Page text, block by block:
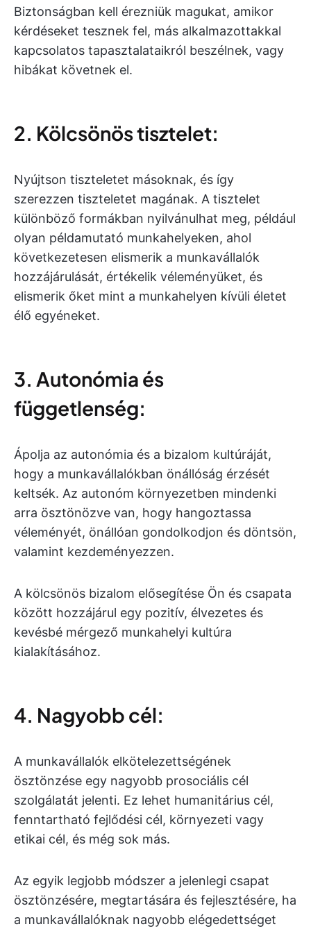
Biztonságban kell érezniük magukat, amikor
kérdéseket tesznek fel, más alkalmazottakkal
kapcsolatos tapasztalataikról beszélnek, vagy
hibákat követnek el.
2. Kölcsönös tisztelet:
Nyújtson tiszteletet másoknak, és így
szerezzen tiszteletet magának. A tisztelet
különböző formákban nyilvánulhat meg, például
olyan példamutató munkahelyeken, ahol
következetesen elismerik a munkavállalók
hozzájárulását, értékelik véleményüket, és
elismerik őket mint a munkahelyen kívüli életet
élő egyéneket.
3. Autonómia és
függetlenség:
Ápolja az autonómia és a bizalom kultúráját,
hogy a munkavállalókban önállóság érzését
keltsék. Az autonóm környezetben mindenki
arra ösztönözve van, hogy hangoztassa
véleményét, önállóan gondolkodjon és döntsön,
valamint kezdeményezzen.
A kölcsönös bizalom elősegítése Ön és csapata
között hozzájárul egy pozitív, élvezetes és
kevésbé mérgező munkahelyi kultúra
kialakításához.
4. Nagyobb cél:
A munkavállalók elkötelezettségének
ösztönzése egy nagyobb prosociális cél
szolgálatát jelenti. Ez lehet humanitárius cél,
fenntartható fejlődési cél, környezeti vagy
etikai cél, és még sok más.
Az egyik legjobb módszer a jelenlegi csapat
ösztönzésére, megtartására és fejlesztésére, ha
a munkavállalóknak nagyobb elégedettséget